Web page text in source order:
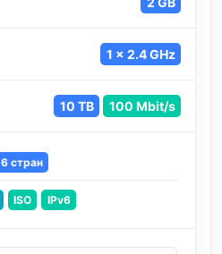
1 x 2.4 GHz
10 TB 100 Mbit/s
6 стран
ISO IPv6